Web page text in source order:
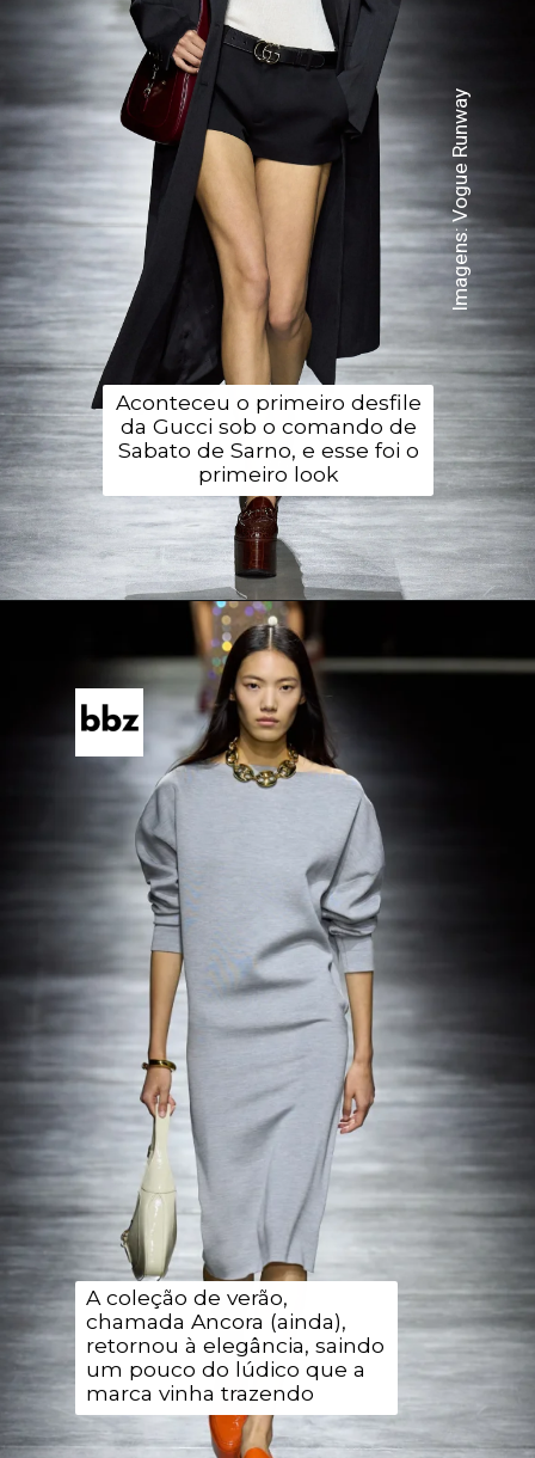
Aconteceu o primeiro desfile
da Gucci sob o comando de
Sabato de Sarno, e esse foi o
primeiro look
Imagens: Vogue Runway
A coleção de verão,
chamada Ancora (ainda),
retornou à elegância, saindo
um pouco do lúdico que a
marca vinha trazendo